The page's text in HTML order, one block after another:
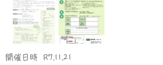
​開催日時 R7.11.21